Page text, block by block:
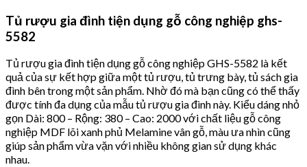
Tủ rượu gia đình tiện dụng gỗ công nghiệp ghs-
5582
Tủ rượu gia đình tiện dụng gỗ công nghiệp GHS-5582 là kết
quả của sự kết hợp giữa một tủ rượu, tủ trưng bày, tủ sách gia
đình bên trong một sản phẩm. Nhờ đó mà bạn cũng có thể thấy
được tính đa dụng của mẫu tủ rượu gia đình này. Kiểu dáng nhỏ
gọn Dài: 800 – Rộng: 380 – Cao: 2000 với chất liệu gỗ công
nghiệp MDF lõi xanh phủ Melamine vân gỗ, màu ưa nhìn cũng
giúp sản phẩm vừa vặn với nhiều không gian sử dụng khác
nhau.